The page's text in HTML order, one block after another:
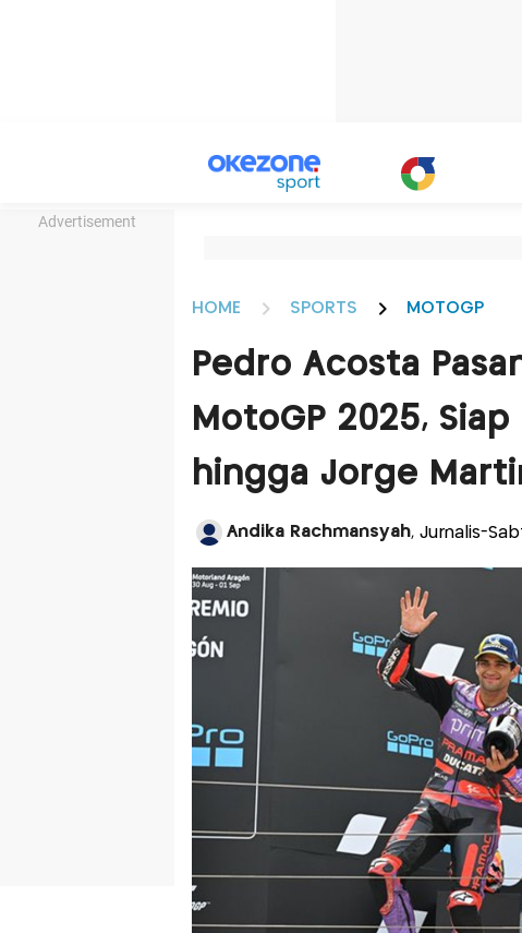
Advertisement
HOME SPORTS MOTOGP
Pedro Acosta
MotoGP 2025,
hingga Jorge
Andika Rachmansyah, Jurnalis-